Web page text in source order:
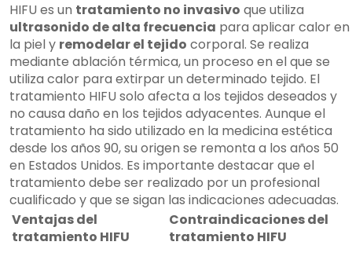
HIFU es un tratamiento no invasivo que utiliza
ultrasonido de alta frecuencia para aplicar calor en
la piel y remodelar el tejido corporal. Se realiza
mediante ablación térmica, un proceso en el que se
utiliza calor para extirpar un determinado tejido. El
tratamiento HIFU solo afecta a los tejidos deseados y
no causa daño en los tejidos adyacentes. Aunque el
tratamiento ha sido utilizado en la medicina estética
desde los años 90, su origen se remonta a los años 50
en Estados Unidos. Es importante destacar que el
tratamiento debe ser realizado por un profesional
cualificado y que se sigan las indicaciones adecuadas.
Ventajas del
tratamiento HIFU
Contraindicaciones del
tratamiento HIFU